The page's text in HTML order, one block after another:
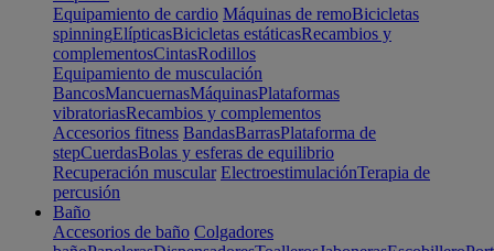
Equipamiento de cardio Máquinas de remoBicicletas
spinningElípticasBicicletas estáticasRecambios y
complementosCintasRodillos
Equipamiento de musculación
BancosMancuernasMáquinasPlataformas
vibratoriasRecambios y complementos
Accesorios fitness BandasBarrasPlataforma de
stepCuerdasBolas y esferas de equilibrio
Recuperación muscular ElectroestimulaciónTerapia de
percusión
Baño
Accesorios de baño Colgadores